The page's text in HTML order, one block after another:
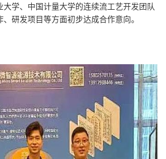
学、中国计量大学的连续流工艺开发团队
研发项目等方面初步达成合作意向。